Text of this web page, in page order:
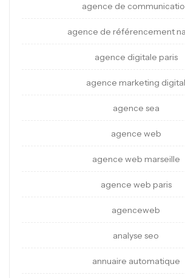
agence de
agence de référencement
agence digitale paris
agence marketing digital
agence sea
agence web
agence web marseille
agence web paris
agenceweb
analyse seo
annuaire automatique